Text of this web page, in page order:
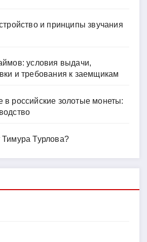
и принципы звучания
условия выдачи,
и требования к заемщикам
в российские золотые монеты:
Турлова?